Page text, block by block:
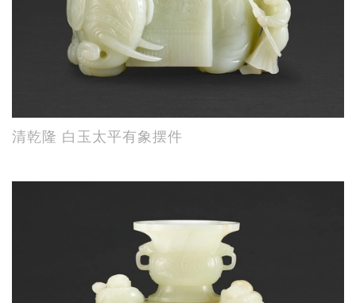
清乾隆 白玉太平有象摆件